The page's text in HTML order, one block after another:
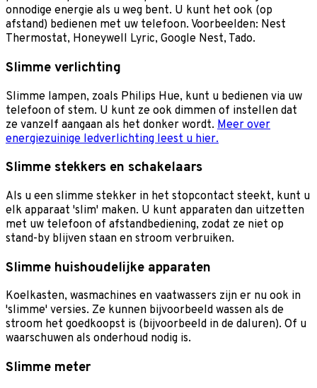
onnodige energie als u weg bent. U kunt het ook (op
afstand) bedienen met uw telefoon. Voorbeelden: Nest
Thermostat, Honeywell Lyric, Google Nest, Tado.
Slimme verlichting
Slimme lampen, zoals Philips Hue, kunt u bedienen via uw
telefoon of stem. U kunt ze ook dimmen of instellen dat
ze vanzelf aangaan als het donker wordt. Meer over
energiezuinige ledverlichting leest u hier.
Slimme stekkers en schakelaars
Als u een slimme stekker in het stopcontact steekt, kunt u
elk apparaat 'slim' maken. U kunt apparaten dan uitzetten
met uw telefoon of afstandbediening, zodat ze niet op
stand-by blijven staan en stroom verbruiken.
Slimme huishoudelijke apparaten
Koelkasten, wasmachines en vaatwassers zijn er nu ook in
'slimme' versies. Ze kunnen bijvoorbeeld wassen als de
stroom het goedkoopst is (bijvoorbeeld in de daluren). Of u
waarschuwen als onderhoud nodig is.
Slimme meter